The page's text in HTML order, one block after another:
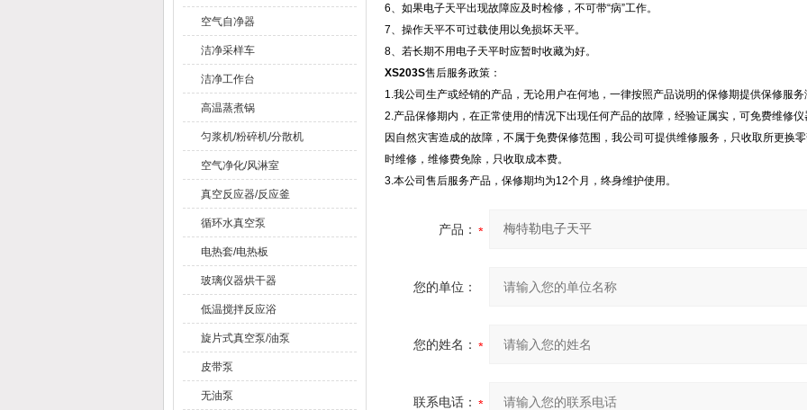
空气自净器
洁净采样车
洁净工作台
高温蒸煮锅
匀浆机/粉碎机/分散机
空气净化/风淋室
真空反应器/反应釜
循环水真空泵
电热套/电热板
玻璃仪器烘干器
低温搅拌反应浴
旋片式真空泵/油泵
皮带泵
无油泵
6、如果电子天平出现故障应及时检修，不可带“病”工作。
7、操作天平不可过载使用以免损坏天平。
8、若长期不用电子天平时应暂时收藏为好。
XS203S售后服务政策：
1.我公司生产或经销的产品，无论用户在何地，一律按照产品说明的保修期提供保修服务
2.产品保修期内，在正常使用的情况下出现任何产品的故障，经验证属实，可免费维修
因自然灾害造成的故障，不属于免费保修范围，我公司可提供维修服务，只收取所更换
时维修，维修费免除，只收取成本费。
3.本公司售后服务产品，保修期均为12个月，终身维护使用。
产品：
您的单位：
您的姓名：
联系电话：